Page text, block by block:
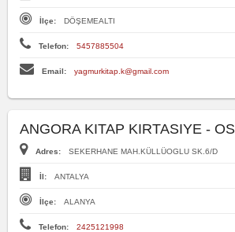
İlçe: DÖŞEMEALTI
Telefon: 5457885504
Email: yagmurkitap.k@gmail.com
ANGORA KITAP KIRTASIYE -
Adres: SEKERHANE MAH.KÜLLÜOGLU SK.6/D
İl: ANTALYA
İlçe: ALANYA
Telefon: 2425121998